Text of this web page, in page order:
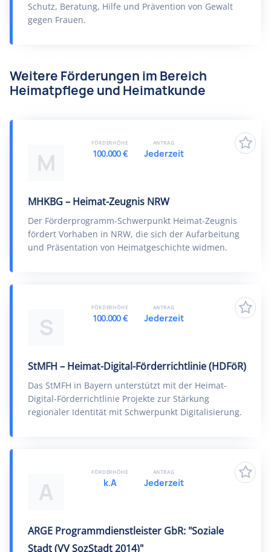
Schutz, Beratung, Hilfe und Prävention von Gewalt
gegen Frauen.
Weitere Förderungen im Bereich
Heimatpflege und Heimatkunde
M
MHKBG – Heimat-Zeugnis NRW
Der Förderprogramm-Schwerpunkt Heimat-Zeugnis
fördert Vorhaben in NRW, die sich der Aufarbeitung
und Präsentation von Heimatgeschichte widmen.
FÖRDERHÖHE
100.000 €
ANTRAG
Jederzeit
S
StMFH – Heimat-Digital-Förderrichtlinie (HDFöR)
Das StMFH in Bayern unterstützt mit der Heimat-
Digital-Förderrichtlinie Projekte zur Stärkung
regionaler Identität mit Schwerpunkt Digitalisierung.
FÖRDERHÖHE
100.000 €
ANTRAG
Jederzeit
A
ARGE Programmdienstleister GbR: "Soziale
Stadt (VV SozStadt 2014)"
FÖRDERHÖHE
k.A
ANTRAG
Jederzeit